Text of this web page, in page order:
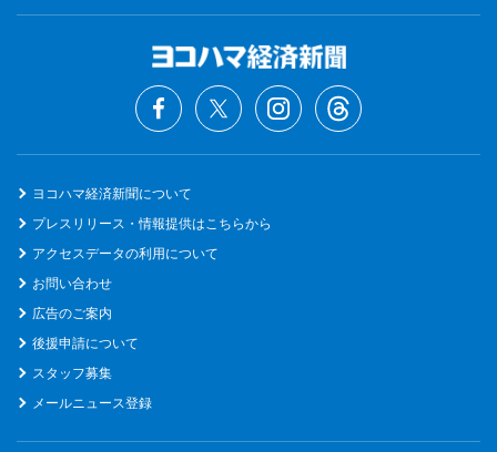
ヨコハマ経済新聞について
プレスリリース・情報提供はこちらから
アクセスデータの利用について
お問い合わせ
広告のご案内
後援申請について
スタッフ募集
メールニュース登録